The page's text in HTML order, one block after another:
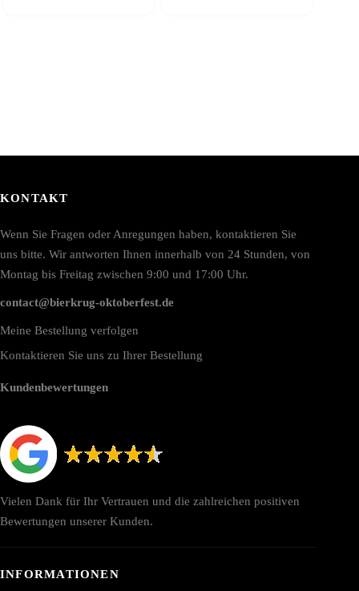
KONTAKT
Wenn Sie Fragen oder Anregungen haben, kontaktieren Sie
uns bitte. Wir antworten Ihnen innerhalb von 24 Stunden, von
Montag bis Freitag zwischen 9:00 und 17:00 Uhr.
contact@bierkrug-oktoberfest.de
Meine Bestellung verfolgen
Kontaktieren Sie uns zu Ihrer Bestellung
Kundenbewertungen
Vielen Dank für Ihr Vertrauen und die zahlreichen positiven
Bewertungen unserer Kunden.
INFORMATIONEN